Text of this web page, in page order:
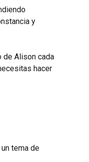
y
de Alison cada
hacer
tema de